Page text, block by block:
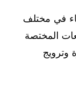
في مختلف
المختصة
وترويج